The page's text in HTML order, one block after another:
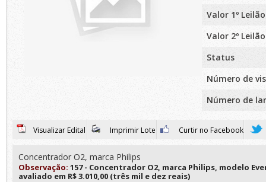
Valor 1º Leilão
Valor 2º Leilão
Status
Número de
Número de
Visualizar Edital Imprimir Lote Curtir no Facebook
Concentrador O2, marca Philips
Observação: 157 - Concentrador O2, marca Philips, modelo
avaliado em R$ 3.010,00 (três mil e dez reais)